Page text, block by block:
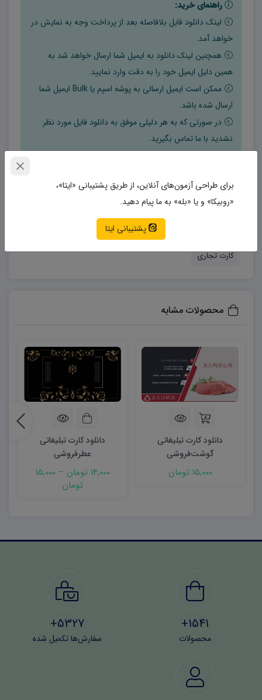
راهنمای خرید:
لینک دانلود فایل بلافاصله بعد از پرداخت وجه به نمایش در
خواهد آمد.
همچنین لینک دانلود به ایمیل شما ارسال خواهد شد به
همین دلیل ایمیل خود را به دقت وارد نمایید.
ممکن است ایمیل ارسالی به پوشه اسپم یا Bulk ایمیل شما
ارسال شده باشد.
در صورتی که به هر دلیلی موفق به دانلود فایل مورد نظر
نشدید با ما تماس بگیرید.
کارت تبلیغاتی
کارت تبلیغاتی مدرن
کارت تجاری
محصولات مشابه
دانلود کارت تبلیغاتی
گوشت‌فروشی
15,000 تومان
دانلود کارت تبلیغاتی
عطرفروشی
14,000 تومان –
15,000
تومان
1541+
محصولات
5327+
سفارش‌ها تکمیل شده
برای طراحی آزمون‌های آنلاین، از طریق پشتیبانی «ایتا»،
«روبیکا» و یا «بله» به ما پیام دهید.
پشتیبانی ایتا